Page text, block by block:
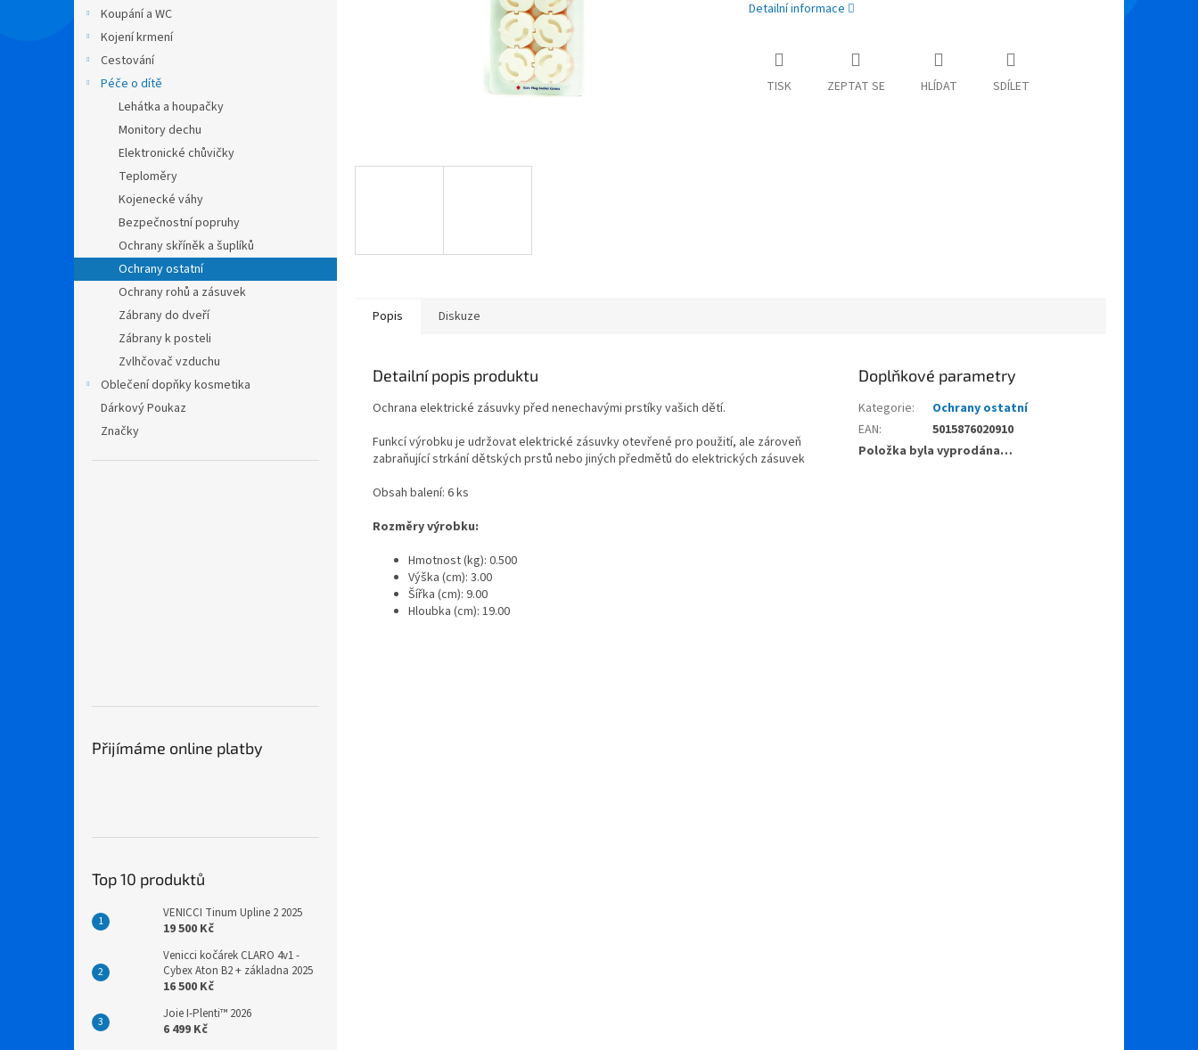
Koupání a WC
Kojení krmení
Cestování
Péče o dítě
Lehátka a houpačky
Monitory dechu
Elektronické chůvičky
Teploměry
Kojenecké váhy
Bezpečnostní popruhy
Ochrany skříněk a šuplíků
Ochrany ostatní
Ochrany rohů a zásuvek
Zábrany do dveří
Zábrany k posteli
Zvlhčovač vzduchu
Oblečení dopňky kosmetika
Dárkový Poukaz
Značky
Přijímáme online platby
Top 10 produktů
VENICCI Tinum Upline 2 2025
19 500 Kč
Venicci kočárek CLARO 4v1 -
Cybex Aton B2 + základna 2025
16 500 Kč
Joie I-Plenti™ 2026
6 499 Kč
Detailní informace
TISK ZEPTAT SE HLÍDAT SDÍLET
Popis Diskuze
Detailní popis produktu
Ochrana elektrické zásuvky před nenechavými prstíky vašich dětí.
Funkcí výrobku je udržovat elektrické zásuvky otevřené pro použití, ale zároveň
zabraňující strkání dětských prstů nebo jiných předmětů do elektrických zásuvek
Obsah balení: 6 ks
Rozměry výrobku:
Hmotnost (kg): 0.500
Výška (cm): 3.00
Šířka (cm): 9.00
Hloubka (cm): 19.00
Doplňkové parametry
Kategorie:
Ochrany ostatní
EAN:
5015876020910
Položka byla vyprodána…